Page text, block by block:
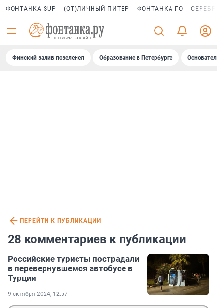
ФОНТАНКА SUP (ОТ)ЛИЧНЫЙ ПИТЕР ФОНТАНКА ГО
Финский залив позеленел Образование в Петербурге
ПЕРЕЙТИ К ПУБЛИКАЦИИ
28 комментариев к публикации
Российские туристы пострадали
в перевернувшемся автобусе в
Турции
9 октября 2024, 12:57